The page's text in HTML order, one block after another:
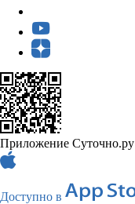
Приложение Суточно.ру
Доступно в